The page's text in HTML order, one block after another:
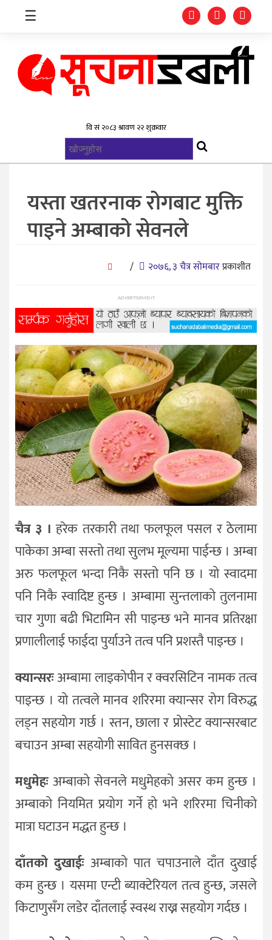
स्वास्थ्य
खेलकुद
विज्ञान
शिक्षा
भिडियो
अन्तर्वाता
☰
यस्ता खतरनाक रोगबाट मुक्ति
पाइने अम्बाको सेवनले
/ २०७६, ३ चैत्र सोमबारप्रकाशीत
ADVERTISEMENT
चैत्र ३ । हरेक तरकारी तथा फलफूल पसल र ठेलामा
पाकेका अम्बा सस्तो तथा सुलभ मूल्यमा पाईन्छ । अम्बा
अरु फलफूल भन्दा निकै सस्तो पनि छ । यो स्वादमा
पनि निकै स्वादिष्ट हुन्छ । अम्बामा सुन्तलाको तुलनामा
चार गुणा बढी भिटामिन सी पाइन्छ भने मानव प्रतिरक्षा
प्रणालीलाई फाईदा पुर्याउने तत्व पनि प्रशस्तै पाइन्छ ।
क्यान्सरःअम्बामा लाइकोपीन र क्वरसिटिन नामक तत्व
पाइन्छ । यो तत्वले मानव शरिरमा क्यान्सर रोग विरुद्ध
लड्न सहयोग गर्छ । स्तन, छाला र प्रोस्टेट क्यान्सरबाट
बचाउन अम्बा सहयोगी सावित हुनसक्छ ।
मधुमेहःअम्बाको सेवनले मधुमेहको असर कम हुन्छ ।
अम्बाको नियमित प्रयोग गर्ने हो भने शरिरमा चिनीको
मात्रा घटाउन मद्धत हुन्छ ।
दाँतको दुखाईः अम्बाको पात चपाउनाले दाँत दुखाई
कम हुन्छ । यसमा एन्टी ब्याक्टेरियल तत्व हुन्छ, जसले
किटाणुसँग लडेर दाँतलाई स्वस्थ राख्न सहयोग गर्दछ ।